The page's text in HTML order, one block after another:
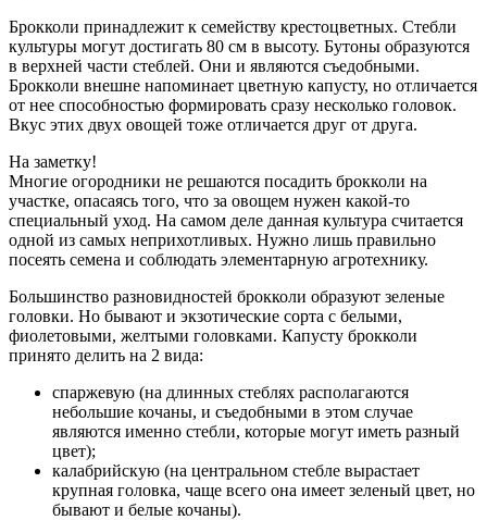
Брокколи принадлежит к семейству крестоцветных. Стебли
культуры могут достигать 80 см в высоту. Бутоны образуются
в верхней части стеблей. Они и являются съедобными.
Брокколи внешне напоминает цветную капусту, но отличается
от нее способностью формировать сразу несколько головок.
Вкус этих двух овощей тоже отличается друг от друга.
На заметку!
Многие огородники не решаются посадить брокколи на
участке, опасаясь того, что за овощем нужен какой-то
специальный уход. На самом деле данная культура считается
одной из самых неприхотливых. Нужно лишь правильно
посеять семена и соблюдать элементарную агротехнику.
Большинство разновидностей брокколи образуют зеленые
головки. Но бывают и экзотические сорта с белыми,
фиолетовыми, желтыми головками. Капусту брокколи
принято делить на 2 вида:
спаржевую (на длинных стеблях располагаются
небольшие кочаны, и съедобными в этом случае
являются именно стебли, которые могут иметь разный
цвет);
калабрийскую (на центральном стебле вырастает
крупная головка, чаще всего она имеет зеленый цвет, но
бывают и белые кочаны).